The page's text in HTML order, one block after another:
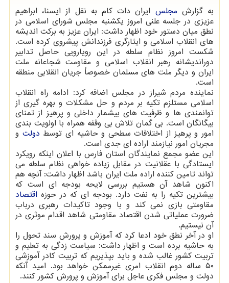
به گزارش مجلس ایران دات کام به نقل از ایسنا، ابراهیم
عزیزی در جلسه علنی امروز یکشنبه مجلس شورای اسلامی در
نطق میان دستور خود اظهار داشت: ایران عزیز به برکت اندیشه
های انقلاب اسلامی و ایثارگری فرزندانش پیشروی کرده است.
شکست امروز نظام سلطه در این رویارویی حاصل تدابیر
دوراندیشانه رهبر انقلاب اسلامی و مقاومت شجاعانه ملت
ایران و دیگر ملت های مسلمان خصوصاً جریان انقلابی منطقه
است.
نماینده مردم شیراز در مجلس اضافه کرد: ادامه راه انقلاب
اسلامی مستلزم تکیه بر مردم و حل مشکلات و بهره گیری از
توانمندی ها و ظرفیت های بیشمار داخلی و پرهیز از تمنای
بیگانگان است. بی گمان تلاش بی وقفه همراه با اولویت بندی
امور و پرهیز از اختلافات سطحی و حاشیه ای توسط دولت و
مجریان امور نیازمند اراده ای جدی است.
این عضو مجمع نمایندگان استان فارس با اعلان اینکه رویکرد
ایستادگی با عقلانیت در مقابل زیاده خواهی نظام سلطه می
تواند تامین کننده اراده ملت ایران باشد اظهار داشت: آنچه هم
اکنون شاهد آن هستیم بررسی لایحه بودجه ای است که
بیشترین تکیه را به نفت دارد. بودجه ای که در حوزه اقتصاد
مقاومتی بازی نمی کند و با وجود تاکیدات رهبری درباب
ضرورت عملیاتی شدن اقتصاد مقاومتی شاهد اقدام موثری در
آن نیستیم.
او در آخر نطق خود ادعا کرد که آموزش و پرورش سند تحول را
به حاشیه برده است و اظهار داشت: سیاست زدگی به تعلیم و
تربیت کشور غالب شده و باید بپذیریم که تربیت کادر آموزشی
۵۰ ساله دوم انقلاب امری غیرممکن خواهد بود. امید آنکه
دولت و مجلس فکری عاجل برای آموزش و پرورش کشور کنند.